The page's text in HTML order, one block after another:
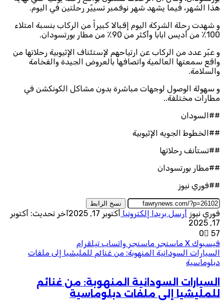
هذا الشهر، فيما يشهد شهر نوفمبر تسييّر رحلتين في اليوم.
و شهدت رحلة الشركة اليوم إقبالا كبيراً من الركاب بنسبة امتلاء
100٪ من أديس ابابا وأكثر من 90٪ من مطار بورتسودان.
و عبّر عدد من الركاب عن ارتياحهم لإستئناف الإثيوبية رحلاتها من
واقع سمعتها العالمية واتصافها بالعروض الجيدة والفخامة
والسلامة.
و سهولة الوصول لوجهات مباشرة بدون مشاكل الكونكشن في
مطارات مختلفة..
##السودان
##الخطوط الجويه الإثيوبية
##تستأنف رحلاتها
##مطار بورتسودان
##فوري نيوز
نسخ الرابط
فوري نيوز أرسل بريدا إلكترونيا أكتوبر 17, 2025
آخر تحديث: أكتوبر
17, 2025
0
57
فيسبوك ‫X ماسنجر ماسنجر واتساب تيلقرام
السيارات السودانية المنهوبة: من غنائم للمليشيا إلى ملفات
دبلوماسية
السيارات السودانية المنهوبة: من غنائم
للمليشيا إلى ملفات دبلوماسية